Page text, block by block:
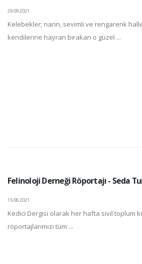
29.09.2021
Kelebekler; narin, sevimli ve rengarenk
kendilerine hayran bırakan o güzel ...
Felinoloji Derneği Röportajı - Seda
15.08.2021
Kedici Dergisi olarak her hafta sivil toplum
röportajlarımızı tüm ...